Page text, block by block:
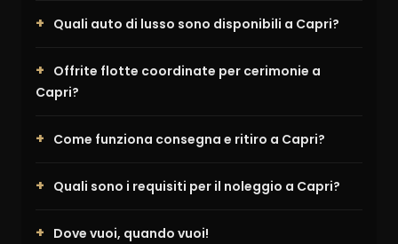
Quali auto di lusso sono disponibili a Capri?
Offrite flotte coordinate per cerimonie a
Capri?
Come funziona consegna e ritiro a Capri?
Quali sono i requisiti per il noleggio a Capri?
Dove vuoi, quando vuoi!